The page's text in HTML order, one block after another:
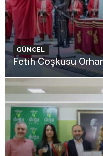
GÜNCEL
Fetih Coşkusu